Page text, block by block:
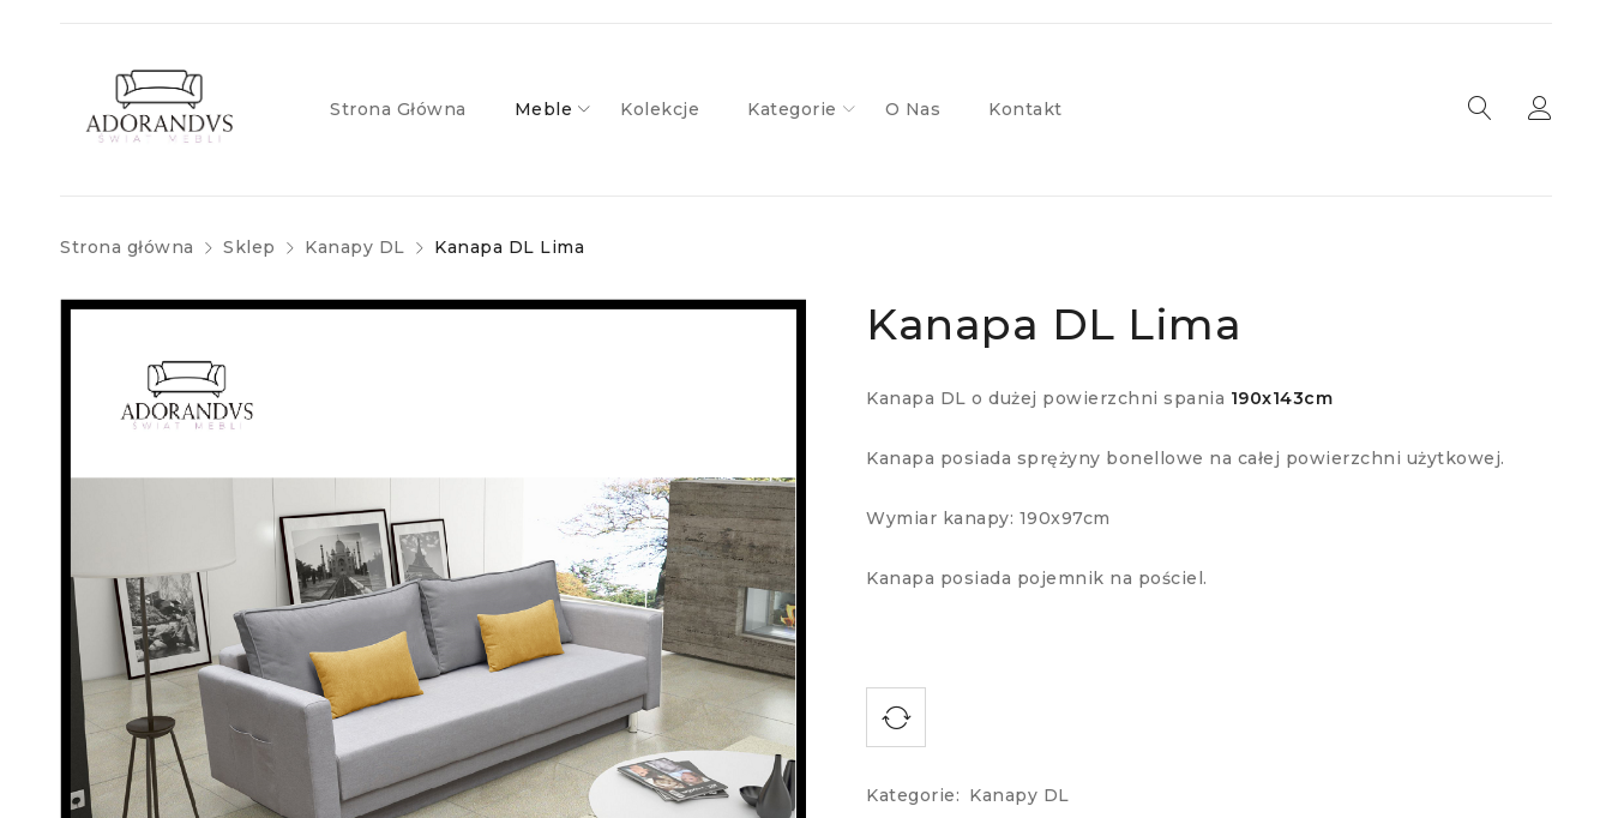
Strona Główna Meble Kolekcje Kategorie O Nas Kontakt
Strona główna Sklep Kanapy DL Kanapa DL Lima
Kanapa DL Lima
Kanapa DL o dużej powierzchni spania 190x143cm
Kanapa posiada sprężyny bonellowe na całej powierzchni użytkowej.
Wymiar kanapy: 190x97cm
Kanapa posiada pojemnik na pościel.
Kategorie: Kanapy DL